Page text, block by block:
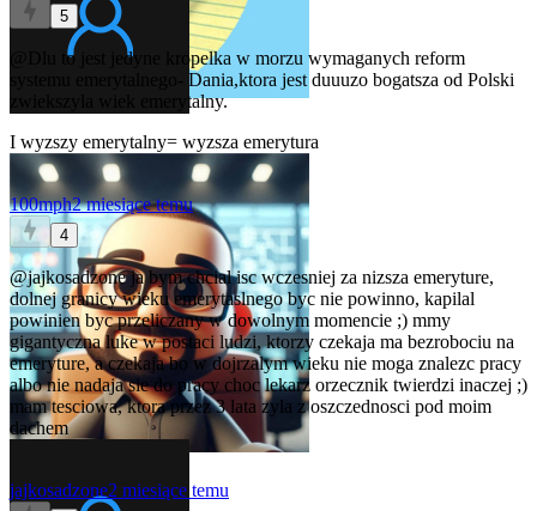
5
to jest jedyne kropelka w morzu wymaganych reform
systemu emerytalnego- Dania,ktora jest duuuzo bogatsza od Polski
zwiekszyla wiek emerytalny.
I wyzszy emerytalny= wyzsza emerytura
100mph2 miesiące temu
4
@jajkosadzoneja bym chcial isc wczesniej za nizsza emeryture,
dolnej granicy wieku emerytaslnego byc nie powinno, kapilal
powinien byc przeliczany w dowolnym momencie ;) mmy
gigantyczna luke w postaci ludzi, ktorzy czekaja ma bezrobociu na
emeryture, a czekaja bo w dojrzalym wieku nie moga znalezc pracy
albo nie nadaja sie do pracy choc lekarz orzecznik twierdzi inaczej ;)
mam tesciowa, ktora przez 3 lata zyla z oszczednosci pod moim
dachem
jajkosadzone2 miesiące temu